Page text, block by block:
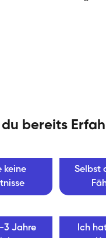
du bereits
keine
Selbst
3 Jahre
Ich